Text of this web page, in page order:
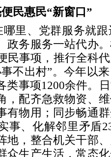
民惠民“新窗口”
哪里、党群服务就
政务服务一站代办
民事项，推行全科
不出村”。今年以
类事项1200余件。
，配齐急救物资、
有物用；同步畅通
事、化解邻里矛盾
地，整合机关干部
众生产生活，常态